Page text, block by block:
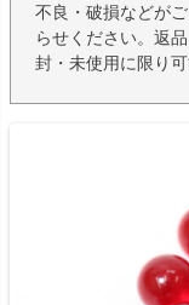
不良・破損などが
らせください。返
封・未使用に限り可